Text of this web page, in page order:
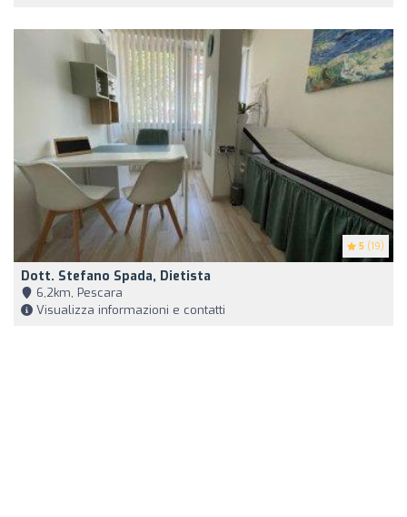
5 (19)
Dott. Stefano Spada, Dietista
6,2km, Pescara
Visualizza informazioni e contatti